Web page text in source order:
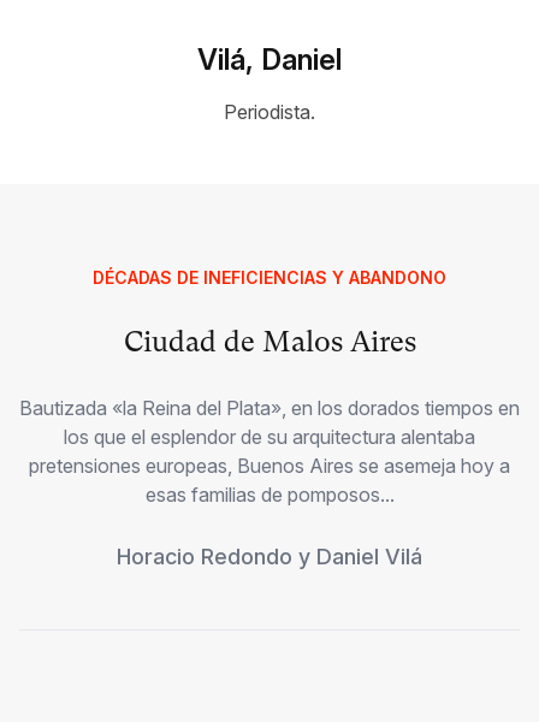
Vilá, Daniel
Periodista.
DÉCADAS DE INEFICIENCIAS Y ABANDONO
Ciudad de Malos Aires
Bautizada «la Reina del Plata», en los dorados tiempos en
los que el esplendor de su arquitectura alentaba
pretensiones europeas, Buenos Aires se asemeja hoy a
esas familias de pomposos...
Horacio Redondo y Daniel Vilá